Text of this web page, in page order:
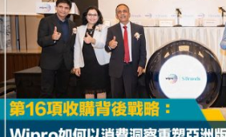
15:11
財經｜韓股反覆波動收跌 連
13:44
財經｜內地7月美元計價出
差達1125億美元
12:44
財經｜日本春季三度入市撐
日圓干預創新高